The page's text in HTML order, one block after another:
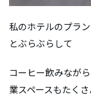
私のホテルのプラ
とぶらぶらして
コーヒー飲みなが
業スペースもたくさ